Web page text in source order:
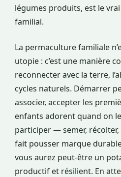
légumes produits, est le
familial.
La permaculture familiale
utopie : c’est une manière
reconnecter avec la terre,
cycles naturels. Démarrer
associer, accepter les
enfants adorent quand on
participer — semer, récolter,
fait pousser marque
vous aurez peut-être un
productif et résilient. En